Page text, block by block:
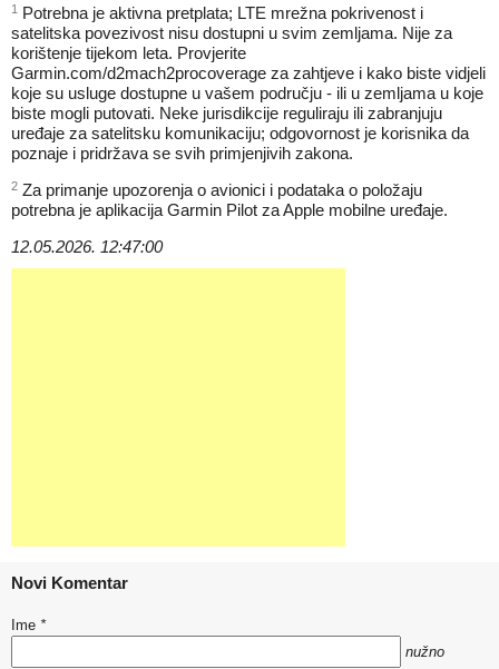
1 Potrebna je aktivna pretplata; LTE mrežna pokrivenost i
satelitska povezivost nisu dostupni u svim zemljama. Nije za
korištenje tijekom leta. Provjerite
Garmin.com/d2mach2procoverage za zahtjeve i kako biste vidjeli
koje su usluge dostupne u vašem području - ili u zemljama u koje
biste mogli putovati. Neke jurisdikcije reguliraju ili zabranjuju
uređaje za satelitsku komunikaciju; odgovornost je korisnika da
poznaje i pridržava se svih primjenjivih zakona.
2 Za primanje upozorenja o avionici i podataka o položaju
potrebna je aplikacija Garmin Pilot za Apple mobilne uređaje.
12.05.2026. 12:47:00
Novi Komentar
Ime *
nužno